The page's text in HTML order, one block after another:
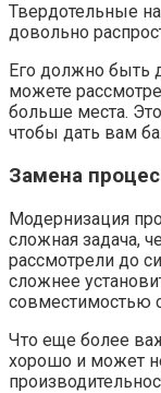
Твердотельные
довольно
Его должно быть
можете
больше места.
чтобы дать вам
Замена
Модернизация
сложная задача,
рассмотрели до
сложнее
совместимостью
Что еще более
хорошо и может